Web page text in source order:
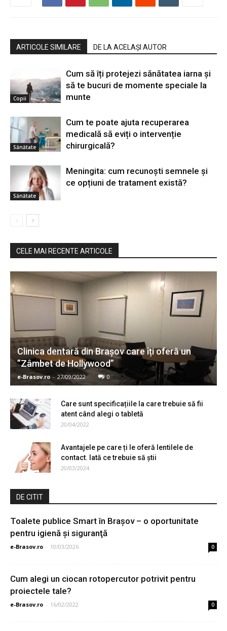
ARTICOLE SIMILARE DE LA ACELAȘI AUTOR
Copii
Cum să îți protejezi sănătatea iarna și
să te bucuri de momente speciale la
munte
Sănătate
Cum te poate ajuta recuperarea
medicală să eviți o intervenție
chirurgicală?
Sănătate
Meningita: cum recunoști semnele și
ce opțiuni de tratament există?
CELE MAI RECENTE ARTICOLE
Clinica dentară din Brașov care îți oferă un
”Zâmbet de Hollywood”
e-Brasov.ro - 27/09/2022 0
Care sunt specificațiile la care trebuie să fii
atent când alegi o tabletă
20/04/2022
Avantajele pe care ți le oferă lentilele de
contact. Iată ce trebuie să știi
20/03/2024
DE CITIT
Toalete publice Smart în Braşov – o oportunitate
pentru igienă şi siguranţă
e-Brasov.ro - 10/03/2026 0
Cum alegi un ciocan rotopercutor potrivit pentru
proiectele tale?
e-Brasov.ro - 16/02/2022 0